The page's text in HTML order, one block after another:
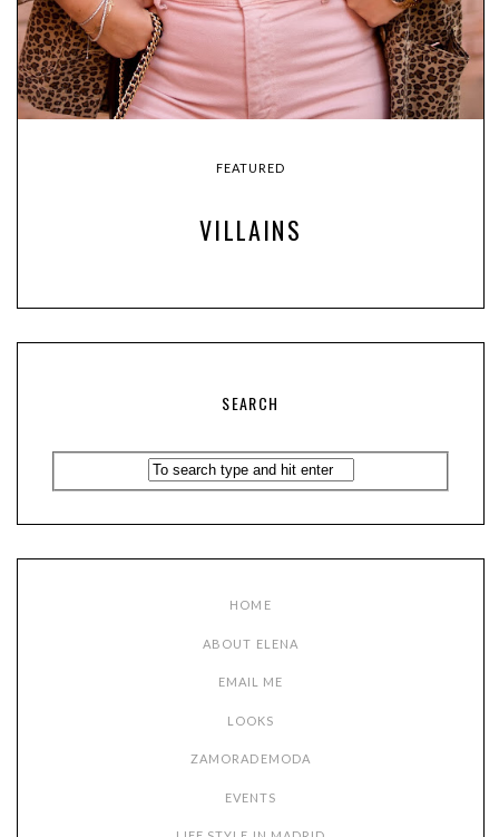
FEATURED
VILLAINS
SEARCH
HOME
ABOUT ELENA
EMAIL ME
LOOKS
ZAMORADEMODA
EVENTS